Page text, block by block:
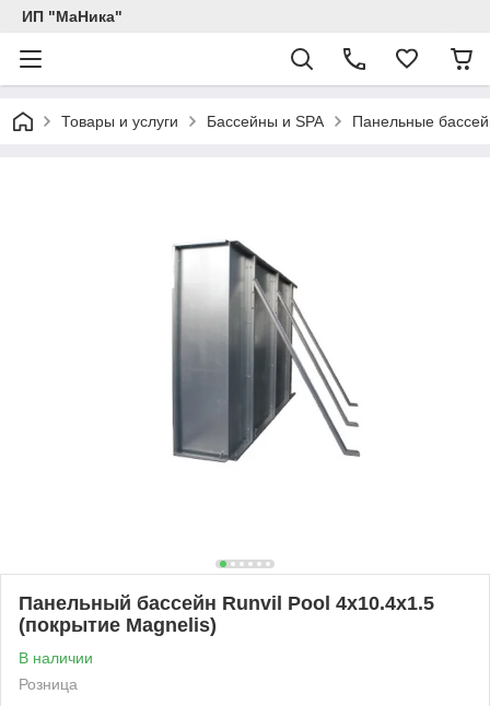
ИП "МаНика"
Товары и услуги Бассейны и SPA Панельные
Панельный бассейн Runvil Pool 4x10.4x1.5
(покрытие Magnelis)
В наличии
Розница